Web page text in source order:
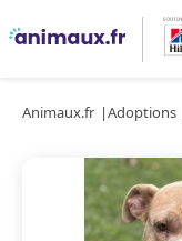
Animaux.fr Adoptions